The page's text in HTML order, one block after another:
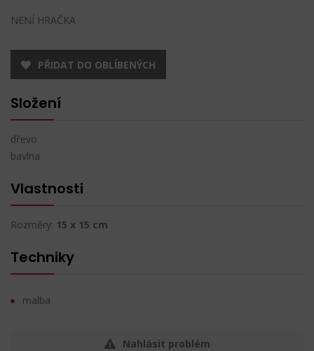
NENÍ HRAČKA
PŘIDAT DO OBLÍBENÝCH
Složení
dřevo
bavlna
Vlastnosti
Rozměry: 15 x 15 cm
Techniky
malba
Nahlásit problém